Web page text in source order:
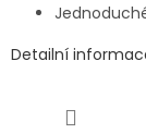
Detailní